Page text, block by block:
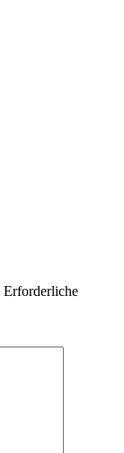
Erforderliche